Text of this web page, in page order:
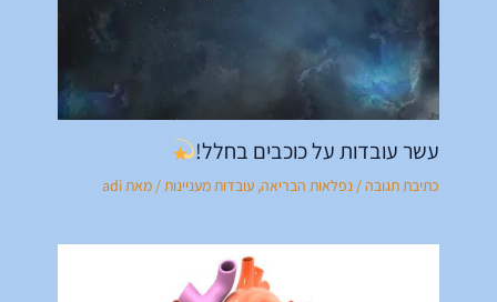
עשר עובדות על כוכבים בחלל!
כתיבת תגובה/ נפלאות הבריאה, עובדות מעניינות/ מאתadi